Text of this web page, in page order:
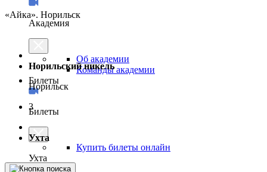
Академия
Об академии
Команды академии
Билеты
Билеты
Купить билеты онлайн
«Айка». Норильск
Норильский никель
Норильск
3
Ухта
Ухта